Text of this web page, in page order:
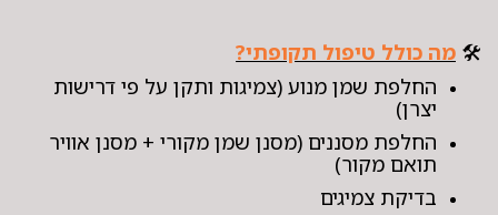
🛠️ מה כולל טיפול תקופתי?
החלפת שמן מנוע (צמיגות ותקן על פי דרישות
יצרן)
החלפת מסננים (מסנן שמן מקורי + מסנן אוויר
תואם מקור)
בדיקת צמיגים